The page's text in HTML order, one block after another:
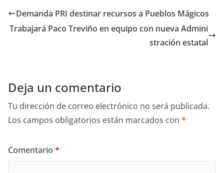
e
b
er e
Demanda PRI destinar recursos a Pueblos Mágicos
Trabajará Paco Treviño en equipo con nueva Admini
stración estatal
Deja un comentario
Tu dirección de correo electrónico no será publicada.
Los campos obligatorios están marcados con *
Comentario *